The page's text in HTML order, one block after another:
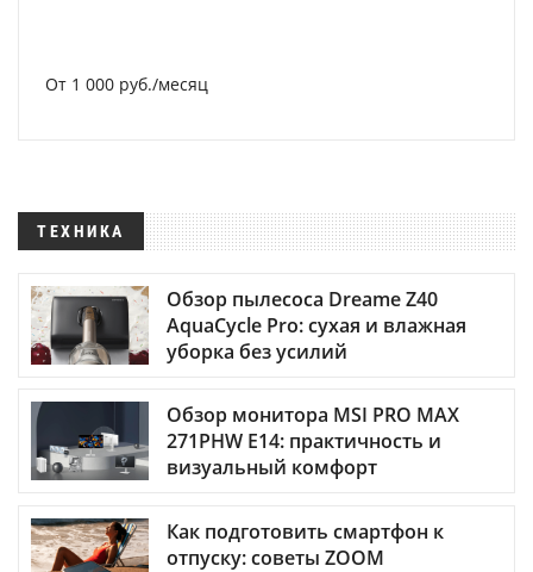
От 1 000 руб./месяц
ТЕХНИКА
Обзор пылесоса Dreame Z40
AquaCycle Pro: сухая и влажная
уборка без усилий
Обзор монитора MSI PRO MAX
271PHW E14: практичность и
визуальный комфорт
Как подготовить смартфон к
отпуску: советы ZOOM